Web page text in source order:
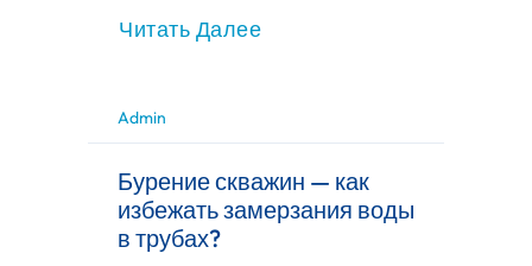
Читать Далее
Admin
Бурение скважин — как
избежать замерзания воды
в трубах?